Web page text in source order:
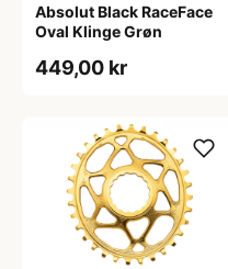
Absolut Black RaceFace
Oval Klinge Grøn
449,00 kr